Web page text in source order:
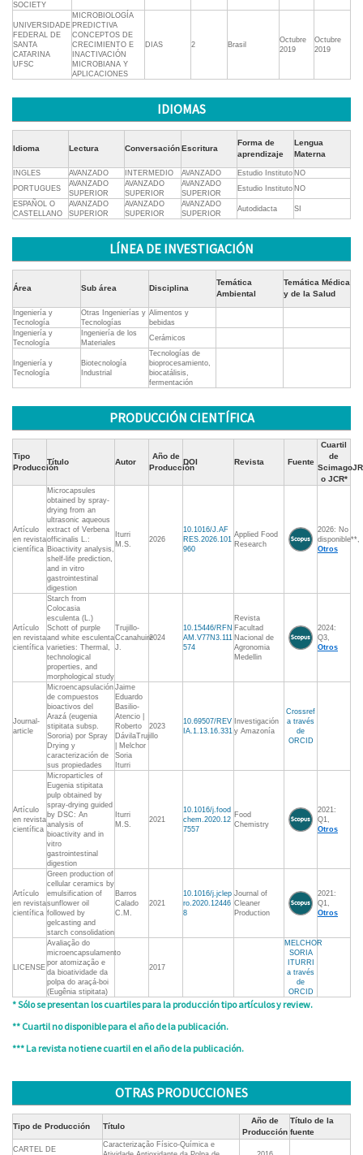
SOCIETY
UNIVERSIDADE
FEDERAL DE
SANTA
CATARINA
UFSC
MICROBIOLOGÍA
PREDICTIVA
CONCEPTOS DE
CRECIMIENTO E
INACTIVACIÓN
MICROBIANA Y
APLICACIONES
DIAS 2 Brasil
Octubre
2019
Octubre
2019
IDIOMAS
Idioma Lectura ConversaciónEscritura
Forma de
aprendizaje
Lengua
Materna
INGLES AVANZADO INTERMEDIO AVANZADO Estudio Instituto NO
PORTUGUES
AVANZADO
SUPERIOR
AVANZADO
SUPERIOR
AVANZADO
SUPERIOR
Estudio Instituto NO
ESPAÑOL O
CASTELLANO
AVANZADO
SUPERIOR
AVANZADO
SUPERIOR
AVANZADO
SUPERIOR
Autodidacta SI
LÍNEA DE INVESTIGACIÓN
Área Sub área Disciplina
Temática
Ambiental
Temática Médica
y de la Salud
Ingeniería y
Tecnología
Otras Ingenierías y
Tecnologías
Alimentos y
bebidas
Ingeniería y
Tecnología
Ingeniería de los
Materiales
Cerámicos
Ingeniería y
Tecnología
Biotecnología
Industrial
Tecnologías de
bioprocesamiento,
biocatálisis,
fermentación
PRODUCCIÓN CIENTÍFICA
Tipo
Producción
Título Autor
Año de
Producción
DOI Revista Fuente
Cuartil
de
ScimagoJR
o JCR*
Artículo
en revista
científica
Microcapsules
obtained by spray-
drying from an
ultrasonic aqueous
extract of Verbena
officinalis L.:
Bioactivity analysis,
shelf-life prediction,
and in vitro
gastrointestinal
digestion
Iturri
M.S.
2026
10.1016/J.AF
RES.2026.101
960
Applied Food
Research
2026: No
disponible**,
Otros
Artículo
en revista
científica
Starch from
Colocasia
esculenta (L.)
Schott of purple
and white esculenta
varieties: Thermal,
technological
properties, and
morphological study
Trujillo-
Ccanahuire
J.
2024
10.15446/RFN
AM.V77N3.111
574
Revista
Facultad
Nacional de
Agronomia
Medellin
2024:
Q3,
Otros
Journal-
article
Microencapsulación
de compuestos
bioactivos del
Arazá (eugenia
stipitata subsp.
Sororia) por Spray
Drying y
caracterización de
sus propiedades
Jaime
Eduardo
Basilio-
Atencio |
Roberto
DávilaTrujillo
| Melchor
Soria
Iturri
2023
10.69507/REV
IA.1.13.16.331
Investigación
y Amazonía
Crossref
a través
de
ORCID
Artículo
en revista
científica
Microparticles of
Eugenia stipitata
pulp obtained by
spray-drying guided
by DSC: An
analysis of
bioactivity and in
vitro
gastrointestinal
digestion
Iturri
M.S.
2021
10.1016/j.food
chem.2020.12
7557
Food
Chemistry
2021:
Q1,
Otros
Artículo
en revista
científica
Green production of
cellular ceramics by
emulsification of
sunflower oil
followed by
gelcasting and
starch consolidation
Barros
Calado
C.M.
2021
10.1016/j.jclep
ro.2020.12446
8
Journal of
Cleaner
Production
2021:
Q1,
Otros
LICENSE
Avaliação do
microencapsulamento
por atomização e
da bioatividade da
polpa do araçá-boi
(Eugênia stipitata)
2017
MELCHOR
SORIA
ITURRI
a través
de
ORCID
* Sólo se presentan los cuartiles para la producción tipo artículos y review.
** Cuartil no disponible para el año de la publicación.
*** La revista no tiene cuartil en el año de la publicación.
OTRAS PRODUCCIONES
Tipo de Producción Título
Año de
Producción
Título de la
fuente
CARTEL DE
Caracterização Físico-Química e